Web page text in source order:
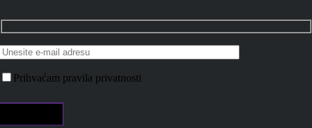
Prihvaćam pravila privatnosti